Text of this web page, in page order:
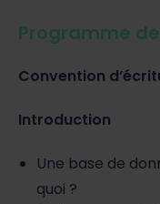
Programme
Convention
Introduction
Une base de
quoi ?